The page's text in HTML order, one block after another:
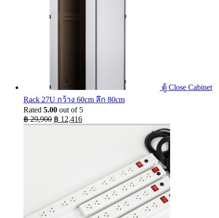
ตู้ Close Cabinet
Rack 27U กว้าง 60cm ลึก 80cm
Rated 5.00 out of 5
฿29,900 Original
price
฿ 12,416Current
price